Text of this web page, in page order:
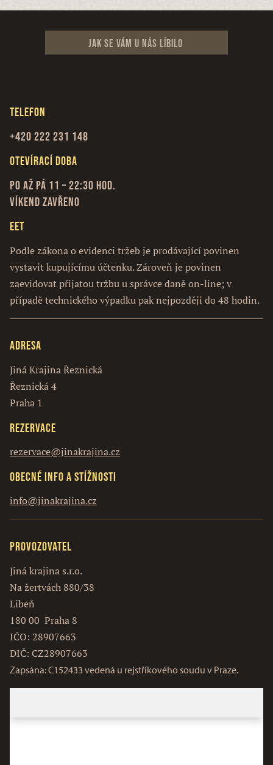
Jak se vám u nás líbilo
Telefon
+420 222 231 148
Otevírací doba
Po až Pá 11 – 22:30 hod.
Víkend zavřeno
EET
Podle zákona o evidenci tržeb je prodávající povinen
vystavit kupujícímu účtenku. Zároveň je povinen
zaevidovat přijatou tržbu u správce daně on-line; v
případě technického výpadku pak nejpozději do 48 hodin.
Adresa
Jiná Krajina Řeznická
Řeznická 4
Praha 1
Rezervace
rezervace@jinakrajina.cz
Obecné info a stížnosti
info@jinakrajina.cz
Provozovatel
Jiná krajina s.r.o.
Na žertvách 880/38
Libeň
180 00 Praha 8
IČO: 28907663
DIČ: CZ28907663
Zapsána: C152433 vedená u rejstříkového soudu v Praze.